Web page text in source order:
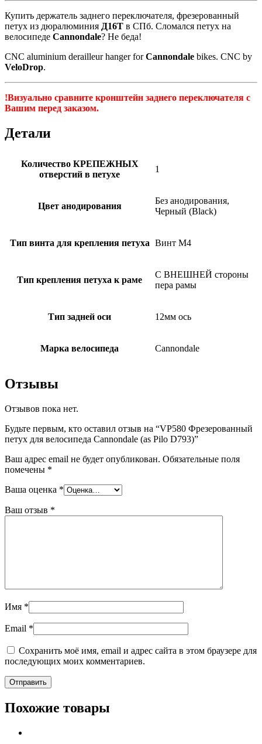
Купить держатель заднего переключателя, фрезерованный
петух из дюралюминия Д16Т в СПб. Сломался петух на
велосипеде Cannondale? Не беда!
CNC aluminium derailleur hanger forCannondale bikes. CNC by
VeloDrop.
!Визуально сравните кронштейн заднего переключателя с
Вашим перед заказом.
Детали
Количество КРЕПЕЖНЫХ
отверстий в петухе
1
Цвет анодирования
Без анодирования,
Черный (Black)
Тип винта для крепления петуха Винт M4
Тип крепления петуха к раме
С ВНЕШНЕЙ стороны
пера рамы
Тип задней оси 12мм ось
Марка велосипеда Cannondale
Отзывы
Отзывов пока нет.
Будьте первым, кто оставил отзыв на “VP580 Фрезерованный
петух для велосипеда Cannondale (as Pilo D793)”
Ваш адрес email не будет опубликован. Обязательные поля
помечены *
Ваша оценка *
Ваш отзыв *
Имя *
Email *
Сохранить моё имя, email и адрес сайта в этом браузере для
последующих моих комментариев.
Похожие товары